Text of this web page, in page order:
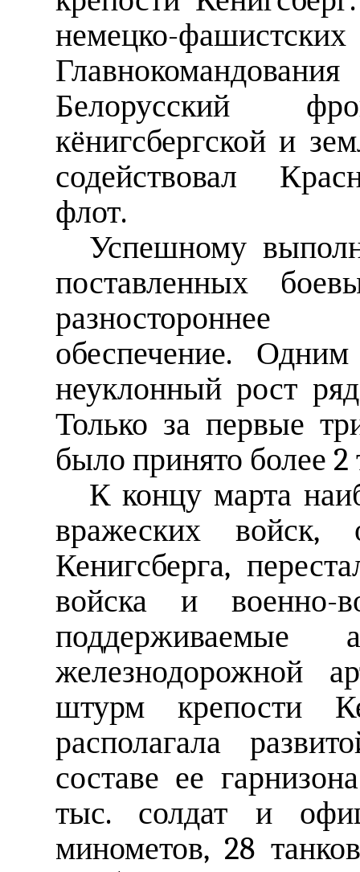
немецко-
Белорусский
кёнигсбергской и
содействовал
флот.
Успешному
поставленных
разностороннее
обеспечение.
неуклонный рост
Только за первые
было принято более
К концу марта
вражеских войск,
Кенигсберга,
войска и военно-
поддерживаемые
железнодорожной
штурм крепости
располагала
составе ее
тыс. солдат и
минометов, 28